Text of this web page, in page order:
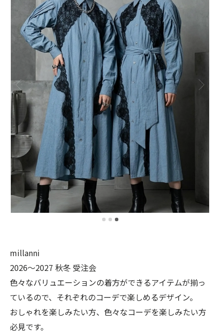
millanni
2026〜2027 秋冬 受注会
色々なバリュエーションの着方ができるアイテムが揃っ
ているので、それぞれのコーデで楽しめるデザイン。
おしゃれを楽しみたい方、色々なコーデを楽しみたい方
必見です。